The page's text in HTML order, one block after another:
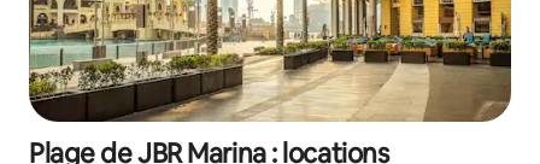
Plage de JBR Marina : locations